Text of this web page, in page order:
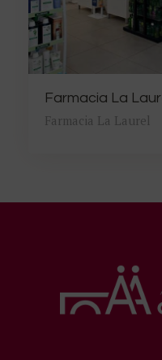
Farmacia La
Farmacia La Laurel